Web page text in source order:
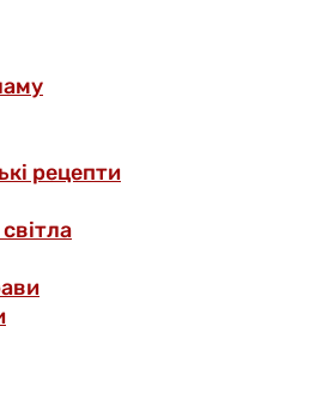
рецепти